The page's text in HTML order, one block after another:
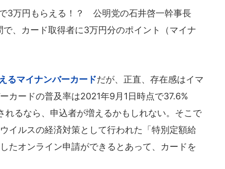
3万円もらえる！？ 公明党の石井啓一幹事長
、カード取得者に3万円分のポイント（マイナ
るマイナンバーカードだが、正直、存在感はイマ
カードの普及率は2021年9月1日時点で37.6%
れるなら、申込者が増えるかもしれない。そこで
イルスの経済対策として行われた「特別定額給
たオンライン申請ができるとあって、カードを